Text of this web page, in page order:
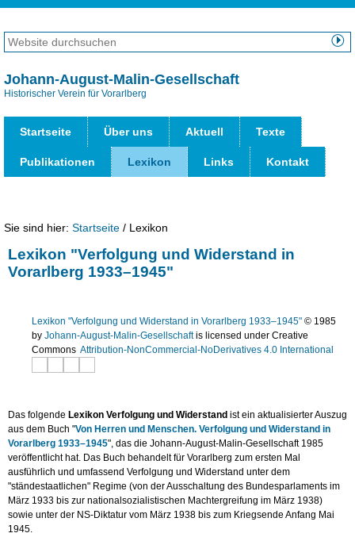
zum
Inhalt
Direkt
zur
Navigation
Website
durchsuchen
Startseite Über uns Aktuell Texte
Publikationen Lexikon Links Kontakt
Johann-August-Malin-Gesellschaft
Historischer Verein für Vorarlberg
Sie sind hier: Startseite / Lexikon
Lexikon "Verfolgung und Widerstand in
Vorarlberg 1933–1945"
Lexikon "Verfolgung und Widerstand in Vorarlberg 1933–1945" © 1985
by Johann-August-Malin-Gesellschaftis licensed under Creative
Commons Attribution-NonCommercial-NoDerivatives 4.0 International
Das folgende Lexikon Verfolgung und Widerstandist ein aktualisierter Auszug
aus dem Buch "Von Herren und Menschen. Verfolgung und Widerstand in
Vorarlberg 1933–1945", das die Johann-August-Malin-Gesellschaft 1985
veröffentlicht hat. Das Buch behandelt für Vorarlberg zum ersten Mal
ausführlich und umfassend Verfolgung und Widerstand unter dem
"ständestaatlichen" Regime (von der Ausschaltung des Bundesparlaments im
März 1933 bis zur nationalsozialistischen Machtergreifung im März 1938)
sowie unter der NS-Diktatur vom März 1938 bis zum Kriegsende Anfang Mai
1945.